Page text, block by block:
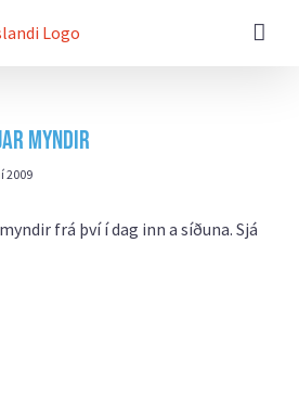
myndir
2009
frá því í dag inn a síðuna. Sjá